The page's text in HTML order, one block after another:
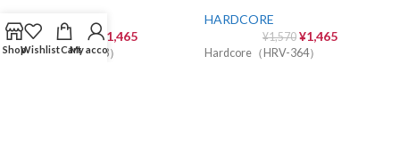
HARDCORE
¥1,570 ¥1,465
Hardcore（HRV-363）
HARDCORE
¥1,570 ¥1,465
Hardcore（HRV-364）
ShopWishlistCartMy account